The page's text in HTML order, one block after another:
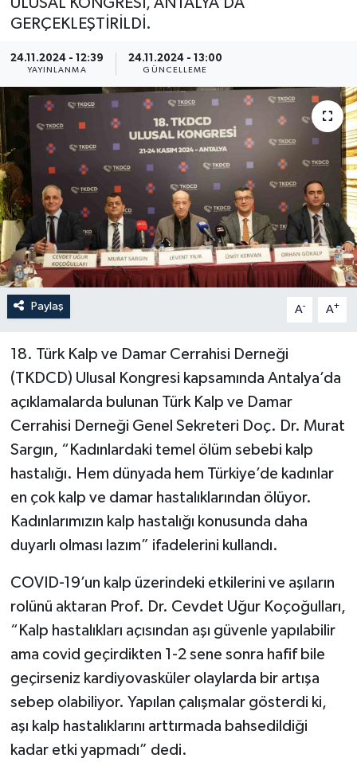
ULUSAL KONGRESİ, ANTALYA’DA
GERÇEKLEŞTİRİLDİ.
24.11.2024 - 12:39
YAYINLANMA
24.11.2024 - 13:00
GÜNCELLEME
Paylaş A- A+
18. Türk Kalp ve Damar Cerrahisi Derneği
(TKDCD) Ulusal Kongresi kapsamında Antalya’da
açıklamalarda bulunan Türk Kalp ve Damar
Cerrahisi Derneği Genel Sekreteri Doç. Dr. Murat
Sargın, “Kadınlardaki temel ölüm sebebi kalp
hastalığı. Hem dünyada hem Türkiye’de kadınlar
en çok kalp ve damar hastalıklarından ölüyor.
Kadınlarımızın kalp hastalığı konusunda daha
duyarlı olması lazım” ifadelerini kullandı.
COVID-19’un kalp üzerindeki etkilerini ve aşıların
rolünü aktaran Prof. Dr. Cevdet Uğur Koçoğulları,
“Kalp hastalıkları açısından aşı güvenle yapılabilir
ama covid geçirdikten 1-2 sene sonra hafif bile
geçirseniz kardiyovasküler olaylarda bir artışa
sebep olabiliyor. Yapılan çalışmalar gösterdi ki,
aşı kalp hastalıklarını arttırmada bahsedildiği
kadar etki yapmadı” dedi.